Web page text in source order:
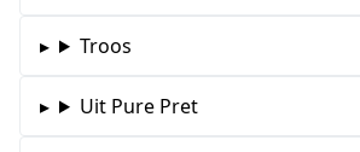
Troos
Uit Pure Pret